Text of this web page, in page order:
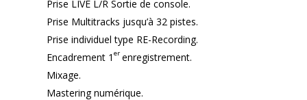
Prise LIVE L/R Sortie de console.
Prise Multitracks jusqu’à 32 pistes.
Prise individuel type RE-Recording.
Encadrement 1 er enregistrement.
Mixage.
Mastering numérique.